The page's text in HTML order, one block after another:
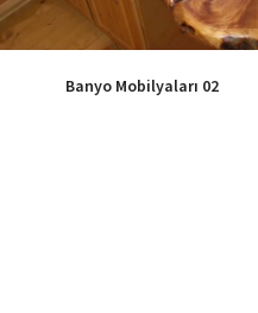
Banyo Mobilyaları 02